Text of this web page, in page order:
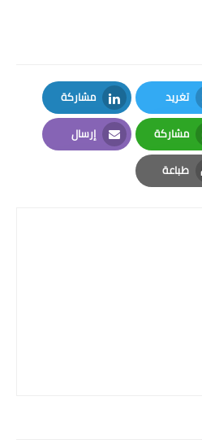
قصص مطبخ مصورة
كُتب وصفات مجاني
الطهاة العرب
تغريد
Twitter
مشاركة
LinkedIn
مشاركة
Whatsapp
إرسال
Email
طباعة
Print